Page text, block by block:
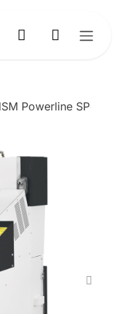
Powerline SP